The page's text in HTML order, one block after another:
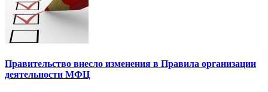
Правительство внесло изменения в Правила организации
деятельности МФЦ